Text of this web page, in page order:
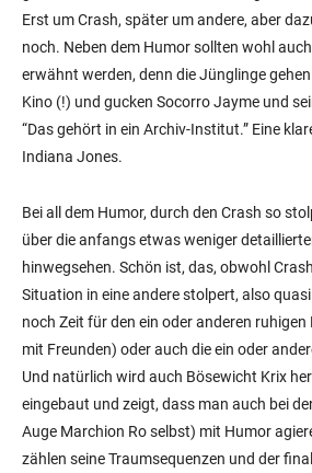
Erst um Crash, später um andere, aber
noch. Neben dem Humor sollten wohl
erwähnt werden, denn die Jünglinge
Kino (!) und gucken Socorro Jayme und
“Das gehört in ein Archiv-Institut.” Eine
Indiana Jones.
Bei all dem Humor, durch den Crash so
über die anfangs etwas weniger
hinwegsehen. Schön ist, das, obwohl
Situation in eine andere stolpert, also
noch Zeit für den ein oder anderen
mit Freunden) oder auch die ein oder
Und natürlich wird auch Bösewicht Krix
eingebaut und zeigt, dass man auch bei
Auge Marchion Ro selbst) mit Humor
zählen seine Traumsequenzen und der